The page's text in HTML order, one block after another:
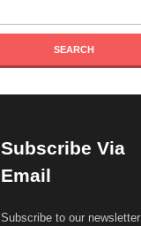
Subscribe Via
Email
Subscribe to our newsletter